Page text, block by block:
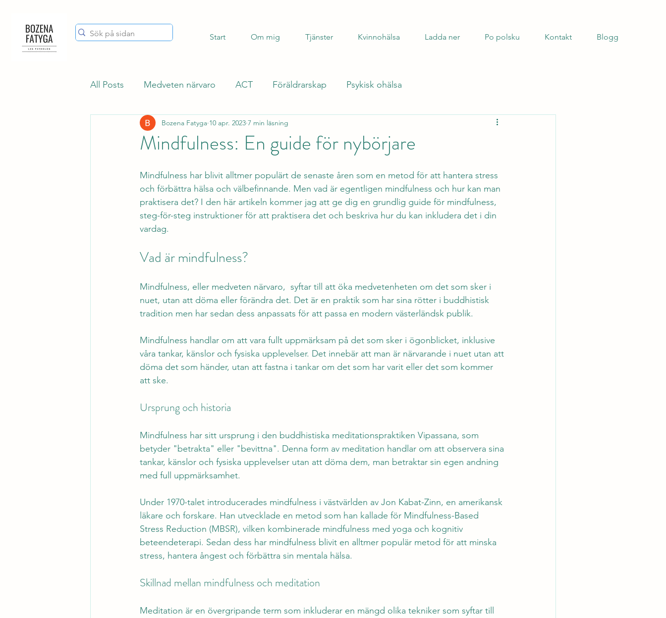
Start Om mig Tjänster Kvinnohälsa Ladda ner Po polsku Kontakt Blogg
All Posts Medveten närvaro ACT Föräldrarskap Psykisk ohälsa
Mindfulness: En guide för nybörjare
Bozena Fatyga 10 apr. 2023 7 min läsning
Mindfulness har blivit alltmer populärt de senaste åren som en metod för att hantera stress
och förbättra hälsa och välbefinnande. Men vad är egentligen mindfulness och hur kan man
praktisera det? I den här artikeln kommer jag att ge dig en grundlig guide för mindfulness,
steg-för-steg instruktioner för att praktisera det och beskriva hur du kan inkludera det i din
vardag.
Vad är mindfulness?
Mindfulness, eller medveten närvaro,  syftar till att öka medvetenheten om det som sker i
nuet, utan att döma eller förändra det. Det är en praktik som har sina rötter i buddhistisk
tradition men har sedan dess anpassats för att passa en modern västerländsk publik.
Mindfulness handlar om att vara fullt uppmärksam på det som sker i ögonblicket, inklusive
våra tankar, känslor och fysiska upplevelser. Det innebär att man är närvarande i nuet utan att
döma det som händer, utan att fastna i tankar om det som har varit eller det som kommer
att ske.
Ursprung och historia
Mindfulness har sitt ursprung i den buddhistiska meditationspraktiken Vipassana, som
betyder "betrakta" eller "bevittna". Denna form av meditation handlar om att observera sina
tankar, känslor och fysiska upplevelser utan att döma dem, man betraktar sin egen andning
med full uppmärksamhet.
Under 1970-talet introducerades mindfulness i västvärlden av Jon Kabat-Zinn, en amerikansk
läkare och forskare. Han utvecklade en metod som han kallade för Mindfulness-Based
Stress Reduction (MBSR), vilken kombinerade mindfulness med yoga och kognitiv
beteendeterapi. Sedan dess har mindfulness blivit en alltmer populär metod för att minska
stress, hantera ångest och förbättra sin mentala hälsa.
Skillnad mellan mindfulness och meditation
Meditation är en övergripande term som inkluderar en mängd olika tekniker som syftar till